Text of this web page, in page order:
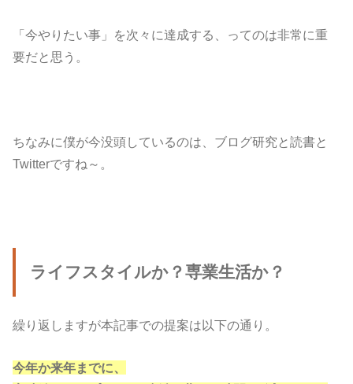
「今やりたい事」を次々に達成する、ってのは非常に重
要だと思う。
ちなみに僕が今没頭しているのは、ブログ研究と読書と
Twitterですね～。
ライフスタイルか？専業生活か？
繰り返しますが本記事での提案は以下の通り。
今年か来年までに、